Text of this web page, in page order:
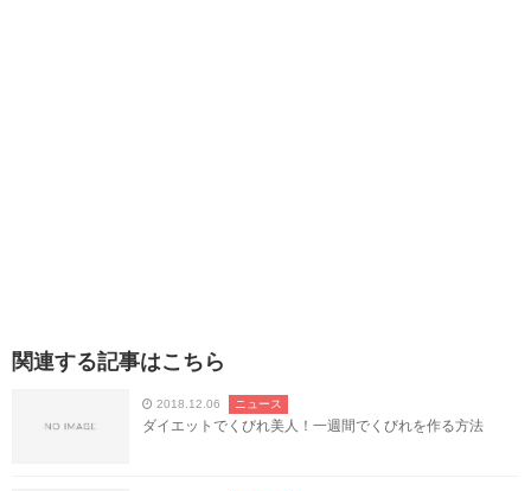
関連する記事はこちら
2018.12.06 ニュース
ダイエットでくびれ美人！一週間でくびれを作る方法